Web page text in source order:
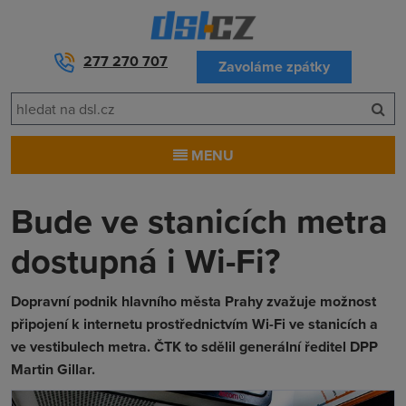
277 270 707 Zavoláme zpátky
MENU
Bude ve stanicích metra
dostupná i Wi-Fi?
Dopravní podnik hlavního města Prahy zvažuje možnost
připojení k internetu prostřednictvím Wi-Fi ve stanicích a
ve vestibulech metra. ČTK to sdělil generální ředitel DPP
Martin Gillar.